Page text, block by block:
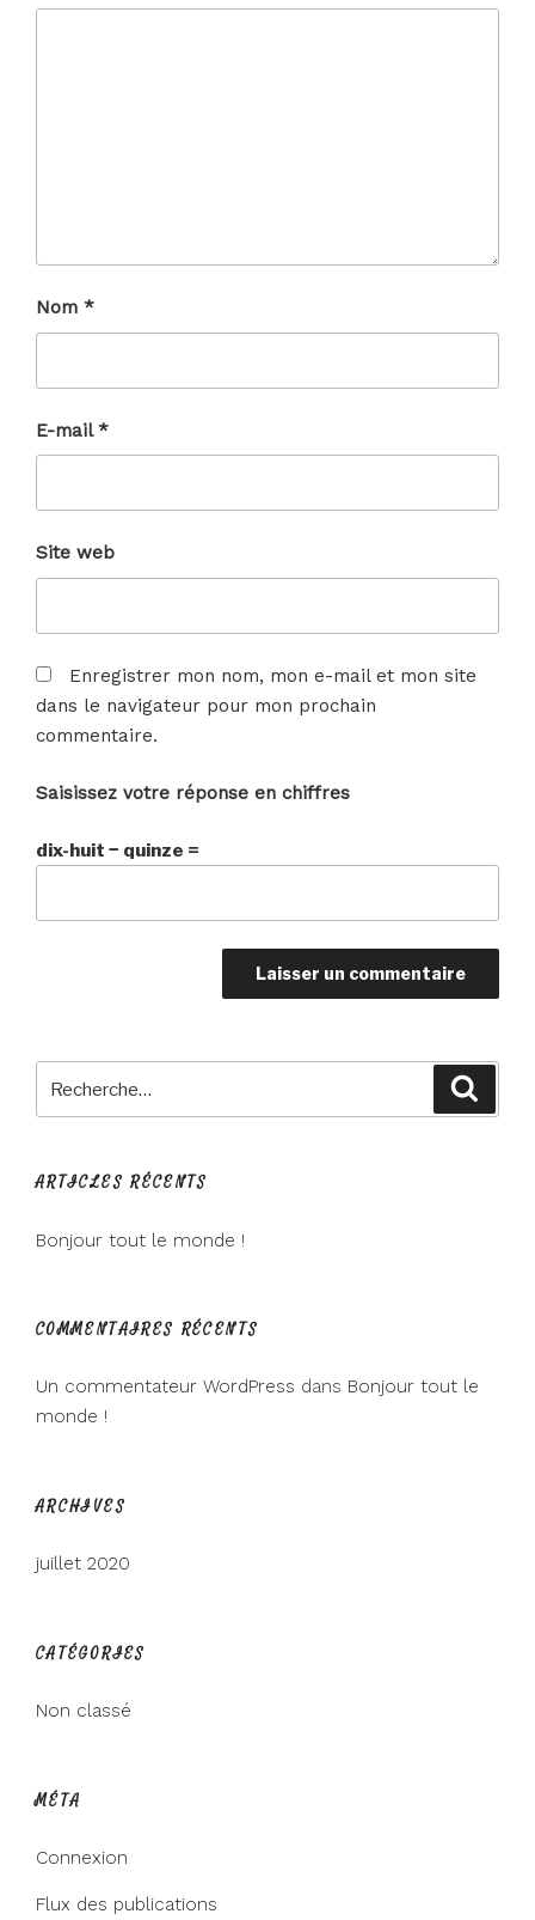
Nom *
E-mail*
Site web
Enregistrer mon nom, mon e-mail et mon site
dans le navigateur pour mon prochain
commentaire.
Saisissez votre réponse en chiffres
dix-huit − quinze =
ARTICLES RÉCENTS
Bonjour tout le monde !
COMMENTAIRES RÉCENTS
Un commentateur WordPress dans Bonjour tout le
monde !
ARCHIVES
juillet 2020
CATÉGORIES
Non classé
MÉTA
Connexion
Flux des publications